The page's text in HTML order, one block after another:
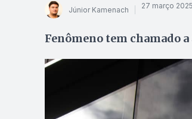
Júnior Kamenach 27 março
Fenômeno tem chamado